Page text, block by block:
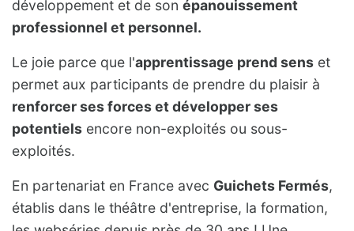
développement et de son épanouissement
professionnel et personnel.
Le joie parce que l'apprentissage prend sens et
permet aux participants de prendre du plaisir à
renforcer ses forces et développer ses
potentiels encore non-exploités ou sous-
exploités.
En partenariat en France avec Guichets Fermés,
établis dans le théâtre d'entreprise, la formation,